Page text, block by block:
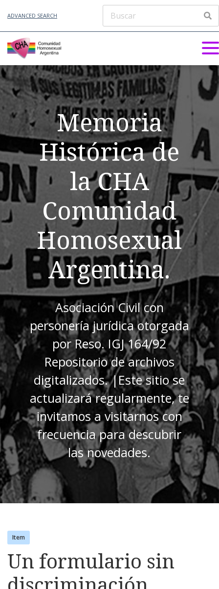
ADVANCED SEARCH
Memoria
Histórica de
la CHA
Comunidad
Homosexual
Argentina.
Asociación Civil con
personería jurídica otorgada
por Reso. IGJ 164/92
Repositorio de archivos
digitalizados. |Este sitio se
actualizará regularmente, te
invitamos a visitarnos con
frecuencia para descubrir
las novedades.
Item
Un formulario sin